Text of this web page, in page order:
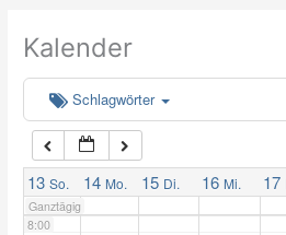
Kalender
Schlagwörter
13 So. 14 Mo. 15 Di. 16 Mi. 17
Ganztägig
6:00
7:00
8:00